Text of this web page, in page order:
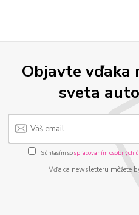
Objavte vďaka
sveta
Súhlasím sospracovaním osobných
Vďaka newsletteru môžete